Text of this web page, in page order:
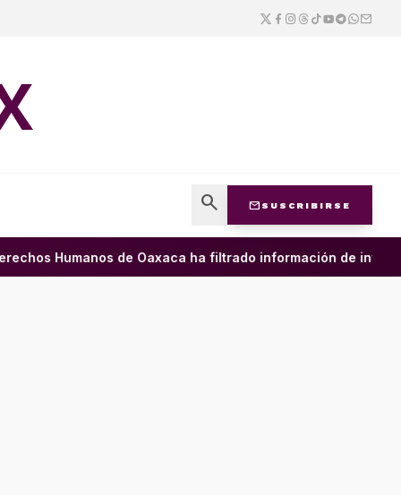
search mail SUSCRIBIRSE
Humanos de Oaxaca ha filtrado información de